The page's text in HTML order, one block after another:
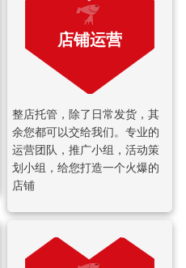
店铺运营
整店托管，除了日常发货，其
余您都可以交给我们。专业的
运营团队，推广小组，活动策
划小组，给您打造一个火爆的
店铺